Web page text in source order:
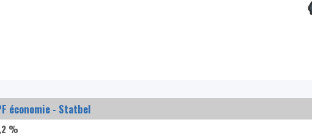
économie - Statbel
%